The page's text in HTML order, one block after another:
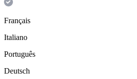
Français
Italiano
Português
Deutsch